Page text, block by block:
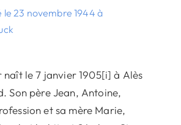
le 23 novembre 1944 à
naît le 7 janvier 1905[i] à Alès
Son père Jean, Antoine,
et sa mère Marie,